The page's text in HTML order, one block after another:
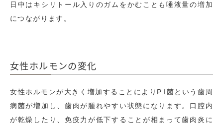
日中はキシリトール入りのガムをかむことも唾液量の増加
につながります。
女性ホルモンの変化
女性ホルモンが大きく増加することにより P.I菌という歯周
病菌が増加し、歯肉が腫れやすい状態になります。口腔内
が乾燥したり、免疫力が低下することが相まって歯肉炎に